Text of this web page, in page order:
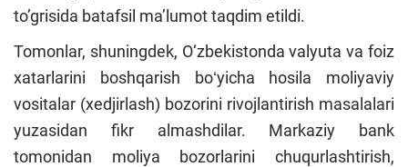
to’grisida batafsil ma’lumot taqdim etildi.
Tomonlar, shuningdek, O‘zbekistonda valyuta va foiz
xatarlarini boshqarish boʻyicha hosila moliyaviy
vositalar (xedjirlash) bozorini rivojlantirish masalalari
yuzasidan fikr almashdilar. Markaziy bank
tomonidan moliya bozorlarini chuqurlashtirish,